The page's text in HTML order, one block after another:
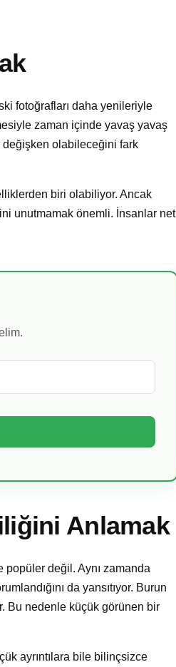
fotoğrafları daha yenileriyle
zaman içinde yavaş yavaş
değişken olabileceğini fark
biri olabiliyor. Ancak
unutmamak önemli. İnsanlar net
Anlamak
popüler değil. Aynı zamanda
da yansıtıyor. Burun
Bu nedenle küçük görünen bir
ayrıntılara bile bilinçsizce